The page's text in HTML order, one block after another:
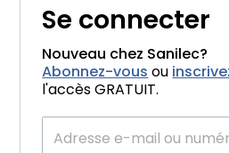
Se connecter
Nouveau chez Sanilec?
Abonnez-vous ou
l'accès GRATUIT.
Adresse e-mail ou